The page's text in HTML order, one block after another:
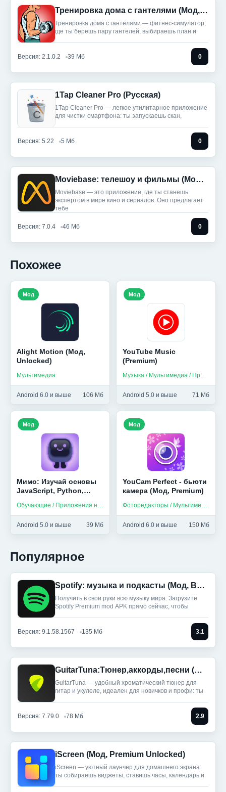
Тренировка дома с гантелями (Мод, Unlocked)
Тренировка дома с гантелями — фитнес‑симулятор,
где ты берёшь пару гантелей, выбираешь план и
Версия: 2.1.0.2 39 Мб 0
1Tap Cleaner Pro (Русская)
1Tap Cleaner Pro — легкое утилитарное приложение
для чистки смартфона: ты запускаешь скан,
Версия: 5.22 5 Мб 0
Moviebase: телешоу и фильмы (Мод, Unlocked)
Moviebase — это приложение, где ты станешь
экспертом в мире кино и сериалов. Оно предлагает
тебе
Версия: 7.0.4 46 Мб 0
Похожее
Alight Motion (Мод,
Unlocked)
Мультимедиа
Android 6.0 и выше 106 Мб
Мод
YouTube Music
(Premium)
Музыка / Мультимедиа / Приложения на русском
Android 5.0 и выше 71 Мб
Мод
Мимо: Изучай основы
JavaScript, Python,
Unlocked)
Обучающие / Приложения на русском
Android 5.0 и выше 39 Мб
Мод
YouCam Perfect - бьюти
камера (Мод, Premium)
Фоторедакторы / Мультимедиа
Android 6.0 и выше 150 Мб
Мод
Популярное
Spotify: музыка и подкасты (Мод, Всё разблокировано)
Получить в свои руки всю музыку мира. Загрузите
Spotify Premium mod APK прямо сейчас, чтобы
Версия: 9.1.58.1567 135 Мб 3.1
GuitarTuna:Тюнер,аккорды,песни (Мод, Premium Unlocked)
GuitarTuna — удобный хроматический тюнер для
гитар и укулеле, идеален для новичков и профи: ты
Версия: 7.79.0 78 Мб 2.9
iScreen (Мод, Premium Unlocked)
iScreen — уютный лаунчер для домашнего экрана:
ты собираешь виджеты, ставишь часы, календарь и